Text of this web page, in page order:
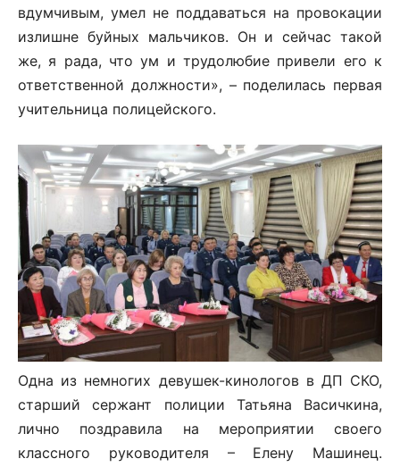
вдумчивым, умел не поддаваться на провокации
излишне буйных мальчиков. Он и сейчас такой
же, я рада, что ум и трудолюбие привели его к
ответственной должности», – поделилась первая
учительница полицейского.
Одна из немногих девушек-кинологов в ДП СКО,
старший сержант полиции Татьяна Васичкина,
лично поздравила на мероприятии своего
классного руководителя – Елену Машинец.